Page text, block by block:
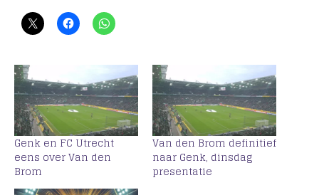
Genk en FC Utrecht
eens over Van den
Brom
Van den Brom definitief
naar Genk, dinsdag
presentatie